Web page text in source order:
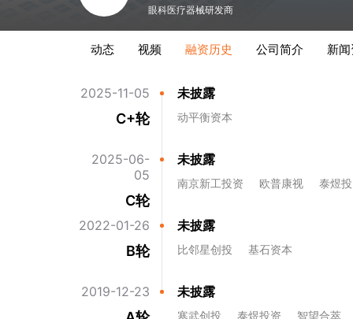
眼科医疗器械研发商
动态 视频 融资历史 公司简介 新
2025-11-05
C+轮
未披露
动平衡资本
2025-06-
05
C轮
未披露
南京新工投资 欧普康视 泰煜
2022-01-26
B轮
未披露
比邻星创投 基石资本
2019-12-23 未披露
寒武创投 泰煜投资 智望合萃